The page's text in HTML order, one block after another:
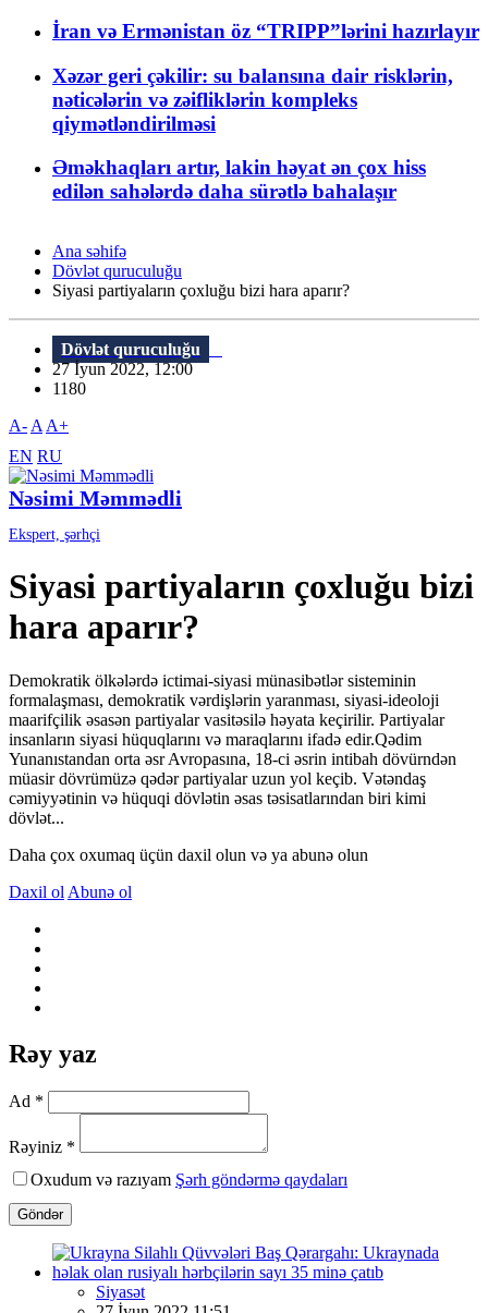
İran və Ermənistan öz “TRIPP”lərini hazırlayır
Xəzər geri çəkilir: su balansına dair risklərin,
nəticələrin və zəifliklərin kompleks
qiymətləndirilməsi
Əməkhaqları artır, lakin həyat ən çox hiss
edilən sahələrdə daha sürətlə bahalaşır
Ana səhifə
Dövlət quruculuğu
Siyasi partiyaların çoxluğu bizi hara aparır?
Dövlət quruculuğu
27 İyun 2022, 12:00
1180
A- A A+
EN RU
Nəsimi Məmmədli
Ekspert, şərhçi
Siyasi partiyaların çoxluğu bizi
hara aparır?
Demokratik ölkələrdə ictimai-siyasi münasibətlər sisteminin
formalaşması, demokratik vərdişlərin yaranması, siyasi-ideoloji
maarifçilik əsasən partiyalar vasitəsilə həyata keçirilir. Partiyalar
insanların siyasi hüquqlarını və maraqlarını ifadə edir.Qədim
Yunanıstandan orta əsr Avropasına, 18-ci əsrin intibah dövürndən
müasir dövrümüzə qədər partiyalar uzun yol keçib. Vətəndaş
cəmiyyətinin və hüquqi dövlətin əsas təsisatlarından biri kimi
dövlət...
Daha çox oxumaq üçün daxil olun və ya abunə olun
Daxil ol Abunə ol
Rəy yaz
Ad *
Rəyiniz *
Oxudum və razıyam Şərh göndərmə qaydaları
Göndər
Siyasət